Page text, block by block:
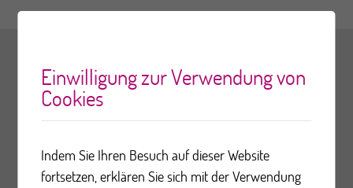
Einwilligung zur Verwendung von
Cookies
Indem Sie Ihren Besuch auf dieser Website
fortsetzen, erklären Sie sich mit der Verwendung